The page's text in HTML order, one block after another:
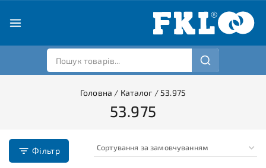
Головна / Каталог / 53.975
53.975
Фільтр